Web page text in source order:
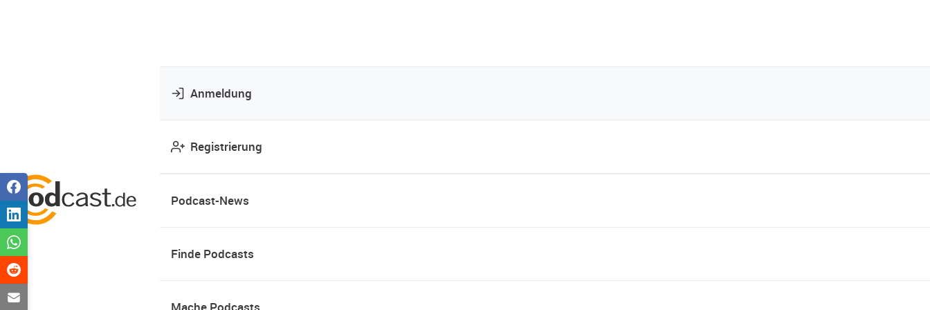
Anmeldung
Registrierung
Podcast-News
Finde Podcasts